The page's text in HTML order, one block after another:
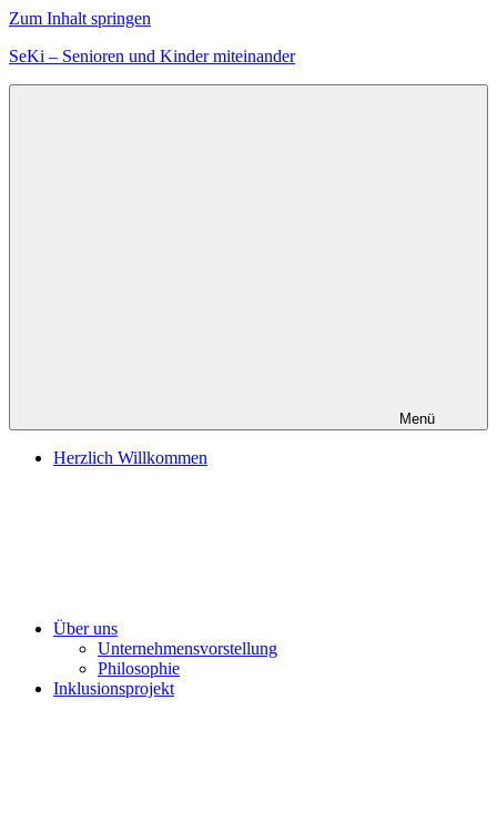
Zum Inhalt springen
SeKi – Senioren und Kinder miteinander
Menü
Herzlich Willkommen
Über uns
Unternehmensvorstellung
Philosophie
Inklusionsprojekt